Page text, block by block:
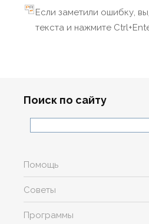
Если заметили ошибку,
текста и нажмите
Поиск по сайту
Помощь
Советы
Программы